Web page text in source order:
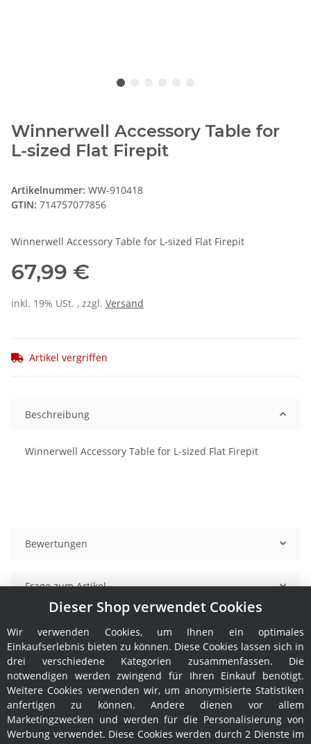
Winnerwell Accessory Table for
L-sized Flat Firepit
Artikelnummer: WW-910418
GTIN: 714757077856
Winnerwell Accessory Table for L-sized Flat Firepit
67,99 €
inkl. 19% USt. , zzgl. Versand
Artikel vergriffen
Beschreibung
Winnerwell Accessory Table for L-sized Flat Firepit
Bewertungen
Frage zum Artikel
Benachrichtigen, wenn verfügbar
Dieser Shop verwendet Cookies
Wir verwenden Cookies, um Ihnen ein optimales
Einkaufserlebnis bieten zu können. Diese Cookies lassen sich in
drei verschiedene Kategorien zusammenfassen. Die
notwendigen werden zwingend für Ihren Einkauf benötigt.
Weitere Cookies verwenden wir, um anonymisierte Statistiken
anfertigen zu können. Andere dienen vor allem
Marketingzwecken und werden für die Personalisierung von
Werbung verwendet. Diese Cookies werden durch 2 Dienste im